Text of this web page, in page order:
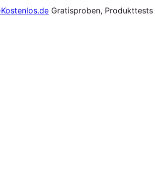
Gratisproben, Produkttests